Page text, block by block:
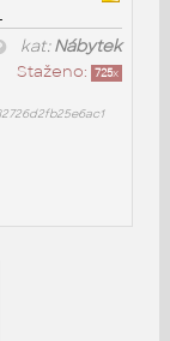
kat:Nábytek
Staženo: 725x